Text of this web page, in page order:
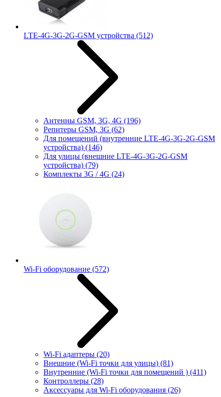
LTE-4G-3G-2G-GSM устройства (512)
Антенны GSM, 3G, 4G (196)
Репитеры GSM, 3G (62)
Для помещений (внутренние LTE-4G-3G-2G-GSM
устройства) (146)
Для улицы (внешние LTE-4G-3G-2G-GSM
устройства) (79)
Комплекты 3G / 4G (24)
Wi-Fi оборудование (572)
Wi-Fi адаптеры (20)
Внешние (Wi-Fi точки для улицы) (81)
Внутренние (Wi-Fi точки для помещений ) (411)
Контроллеры (28)
Аксессуары для Wi-Fi оборудования (26)